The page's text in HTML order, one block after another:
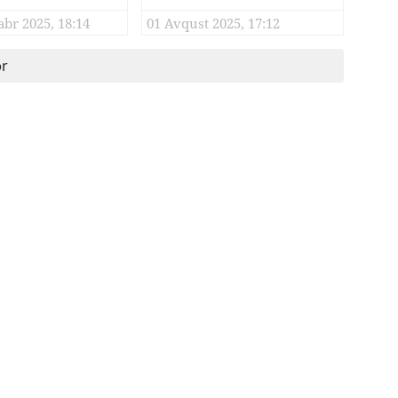
qarşısında 29
2025, 18:14 01 Avqust 2025, 17:12